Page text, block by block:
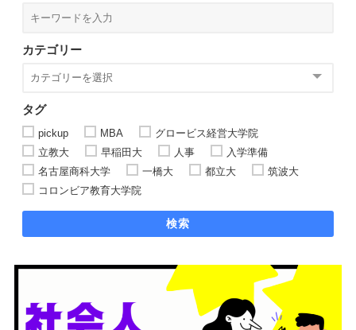
カテゴリー
タグ
pickup MBA
グロービス経営大学院
立教大
早稲田大 人事
入学準備
名古屋商科大学
一橋大 都立大
筑波大
コロンビア教育大学院
検索